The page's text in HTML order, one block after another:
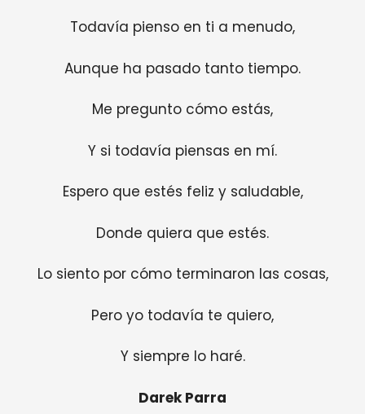
Todavía pienso en ti a menudo,
Aunque ha pasado tanto tiempo.
Me pregunto cómo estás,
Y si todavía piensas en mí.
Espero que estés feliz y saludable,
Donde quiera que estés.
Lo siento por cómo terminaron las cosas,
Pero yo todavía te quiero,
Y siempre lo haré.
Darek Parra